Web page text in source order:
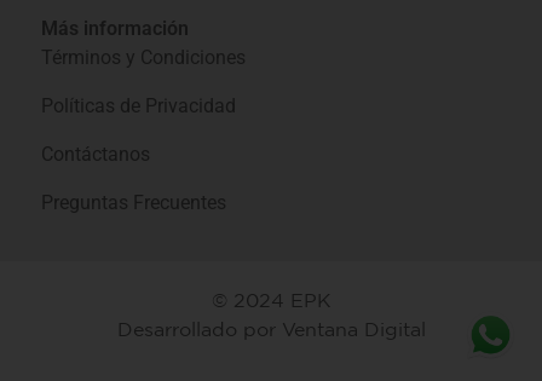
Más información
Términos y Condiciones
Políticas de Privacidad
Contáctanos
Preguntas Frecuentes
© 2024 EPK
Desarrollado por Ventana Digital